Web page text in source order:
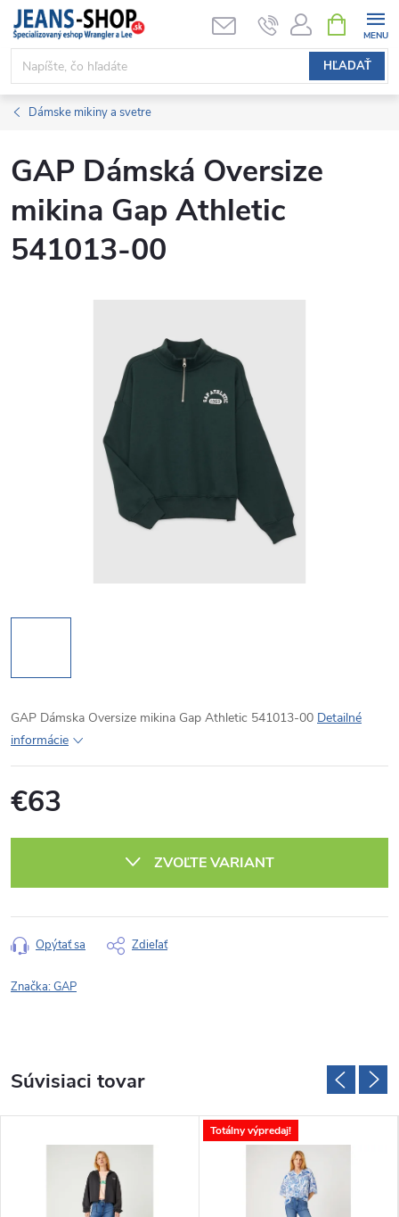
Prejsť
obsah
HĽADAŤ
KOŠÍK
Dámske mikiny a svetre
GAP Dámská Oversize
mikina Gap Athletic
541013-00
GAP Dámska Oversize mikina Gap Athletic 541013-00 Detailné
informácie
€63
ZVOĽTE VARIANT
Opýtať sa Zdieľať
Značka:GAP
Súvisiaci tovar
Totálny výpredaj!